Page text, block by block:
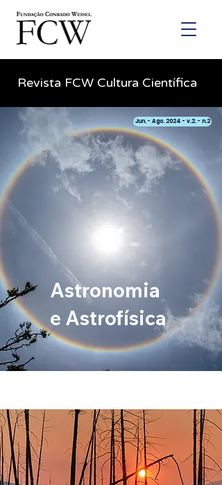
Revista FCW Cultura Científica
Jun. - Ago. 2024 - v.2. - n.2
Astronomia
e Astrofísica